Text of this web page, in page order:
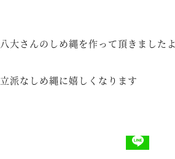
八大さんのしめ縄を作って頂きましたよ
立派なしめ縄に嬉しくなります